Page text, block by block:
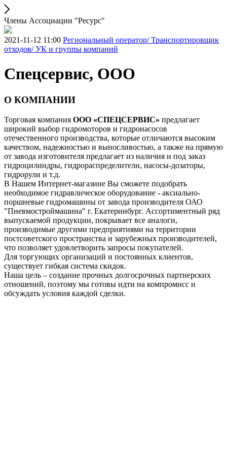
Члены Ассоциации "Ресурс"
2021-11-12 11:00 Региональный оператор/ Транспортировщик
отходов/ УК и группы компаний
Спецсервис, ООО
О КОМПАНИИ
Торговая компания ООО «СПЕЦСЕРВИС» предлагает
широкий выбор гидромоторов и гидронасосов
отечественного производства, которые отличаются высоким
качеством, надежностью и выносливостью, а также на прямую
от завода изготовителя предлагает из наличия и под заказ
гидроцилиндры, гидрораспределители, насосы-дозаторы,
гидрорули и т.д.
В Нашем Интернет-магазине Вы сможете подобрать
необходимое гидравлическое оборудование - аксиально-
поршневые гидромашины от завода производителя ОАО
"Пневмостроймашина" г. Екатеринбург. Ассортиментный ряд
выпускаемой продукции, покрывает все аналоги,
производимые другими предприятиями на территории
постсоветского пространства и зарубежных производителей,
что позволяет удовлетворить запросы покупателей.
Для торгующих организаций и постоянных клиентов,
существует гибкая система скидок.
Наша цель – создание прочных долгосрочных партнерских
отношений, поэтому мы готовы идти на компромисс и
обсуждать условия каждой сделки.